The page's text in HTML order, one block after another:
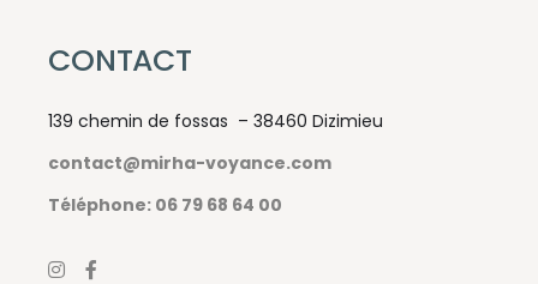
CONTACT
139 chemin de fossas – 38460 Dizimieu
contact@mirha-voyance.com
Téléphone: 06 79 68 64 00